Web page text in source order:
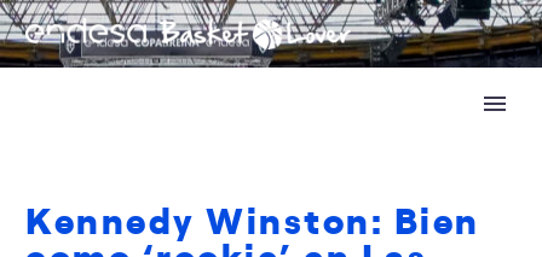
Kennedy Winston: Bien